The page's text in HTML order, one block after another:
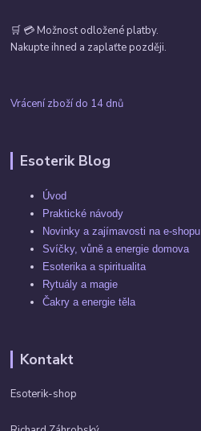
🛒 💳 Možnost odložené platby.
Nakupte ihned a zaplaťte později.
Vrácení zboží do 14 dnů
Esoterik Blog
Úvod
Praktické návody
Novinky a zajímavosti na e-shopu
Svíčky, vůně a energie domova
Esoterika a spiritualita
Rytuály a magie
Čakry a energie těla
Kontakt
Esoterik-shop